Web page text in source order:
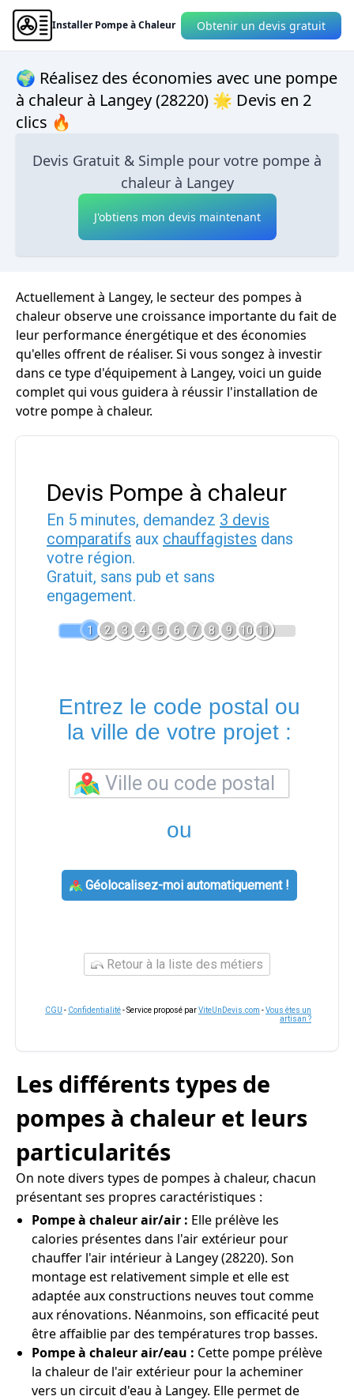
Installer Pompe à Chaleur Obtenir un devis gratuit
🌍 Réalisez des économies avec une pompe
à chaleur à Langey (28220) 🌟 Devis en 2
clics 🔥
Devis Gratuit & Simple pour votre pompe à
chaleur à Langey
J'obtiens mon devis maintenant
Actuellement à Langey, le secteur des pompes à
chaleur observe une croissance importante du fait de
leur performance énergétique et des économies
qu'elles offrent de réaliser. Si vous songez à investir
dans ce type d'équipement à Langey, voici un guide
complet qui vous guidera à réussir l'installation de
votre pompe à chaleur.
Devis Pompe à chaleur
En 5 minutes, demandez 3 devis
comparatifs aux chauffagistes dans
votre région.
Gratuit, sans pub et sans
engagement.
1 2 3 4 5 6 7 8 9 10 11
Entrez le code postal ou
la ville de votre projet :
ou
Géolocalisez-moi automatiquement !
Retour à la liste des métiers
CGU - Confidentialité- Service proposé parViteUnDevis.com -Vous êtes un
artisan ?
Les différents types de
pompes à chaleur et leurs
particularités
On note divers types de pompes à chaleur, chacun
présentant ses propres caractéristiques :
Pompe à chaleur air/air : Elle prélève les
calories présentes dans l'air extérieur pour
chauffer l'air intérieur à Langey (28220). Son
montage est relativement simple et elle est
adaptée aux constructions neuves tout comme
aux rénovations. Néanmoins, son efficacité peut
être affaiblie par des températures trop basses.
Pompe à chaleur air/eau : Cette pompe prélève
la chaleur de l'air extérieur pour la acheminer
vers un circuit d'eau à Langey. Elle permet de